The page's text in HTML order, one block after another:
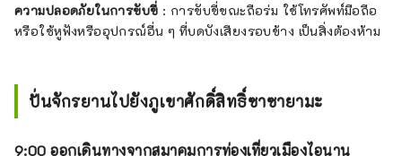
ความปลอดภัยในการขับขี่ : การขับขี่ขณะถือร่ม ใช้โทรศัพท์มือถือ
หรือใช้หูฟังหรืออุปกรณ์อื่น ๆ ที่บดบังเสียงรอบข้าง เป็นสิ่งต้องห้าม
ปั่นจักรยานไปยังภูเขาศักดิ์สิทธิ์ซาซายามะ
9:00 ออกเดินทางจากสมาคมการท่องเที่ยวเมืองไอนาน